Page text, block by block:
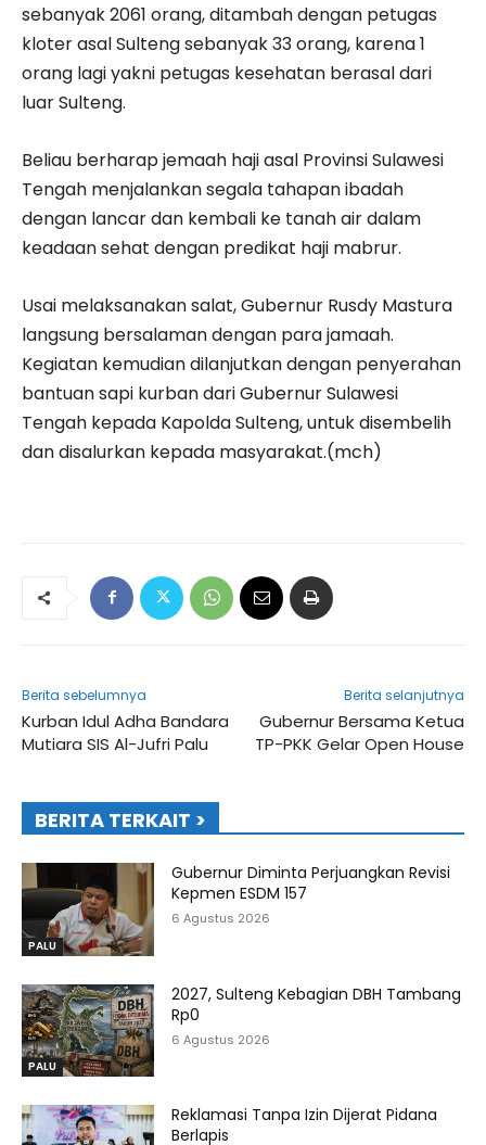
sebanyak 2061 orang, ditambah dengan petugas
kloter asal Sulteng sebanyak 33 orang, karena 1
orang lagi yakni petugas kesehatan berasal dari
luar Sulteng.
Beliau berharap jemaah haji asal Provinsi Sulawesi
Tengah menjalankan segala tahapan ibadah
dengan lancar dan kembali ke tanah air dalam
keadaan sehat dengan predikat haji mabrur.
Usai melaksanakan salat, Gubernur Rusdy Mastura
langsung bersalaman dengan para jamaah.
Kegiatan kemudian dilanjutkan dengan penyerahan
bantuan sapi kurban dari Gubernur Sulawesi
Tengah kepada Kapolda Sulteng, untuk disembelih
dan disalurkan kepada masyarakat.(mch)
Berita sebelumnya
Kurban Idul Adha Bandara
Mutiara SIS Al-Jufri Palu
Berita selanjutnya
Gubernur Bersama Ketua
TP-PKK Gelar Open House
BERITA TERKAIT >
PALU
Gubernur Diminta Perjuangkan Revisi
Kepmen ESDM 157
6 Agustus 2026
PALU
2027, Sulteng Kebagian DBH Tambang
Rp0
6 Agustus 2026
Reklamasi Tanpa Izin Dijerat Pidana
Berlapis